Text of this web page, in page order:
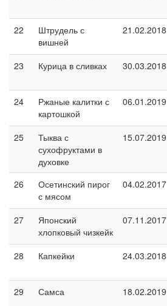
22
Штрудель с
вишней
21.02.2018
23 Курица в сливках 30.03.2018
24
Ржаные калитки с
картошкой
06.01.2019
25
Тыква с
сухофруктами в
духовке
15.07.2019
26
Осетинский пирог
с мясом
04.02.2017
27
Японский
хлопковый чизкейк
07.11.2017
28
Капкейки 24.03.2018
29 Самса 18.02.2019